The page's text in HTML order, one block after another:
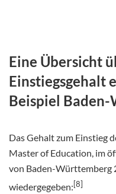
Eine Übersicht
Einstiegsgehalt
Beispiel
Das Gehalt zum Einstieg
Master of Education, im
von Baden-Württemberg
wiedergegeben:[8]